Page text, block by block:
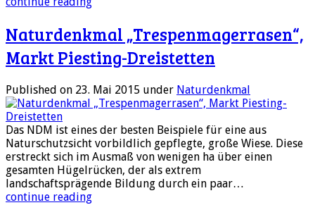
Naturdenkmal „Trespenmagerrasen“,
Markt Piesting-Dreistetten
Published on 23. Mai 2015 under Naturdenkmal
Das NDM ist eines der besten Beispiele für eine aus
Naturschutzsicht vorbildlich gepflegte, große Wiese. Diese
erstreckt sich im Ausmaß von wenigen ha über einen
gesamten Hügelrücken, der als extrem
landschaftsprägende Bildung durch ein paar…
continue reading